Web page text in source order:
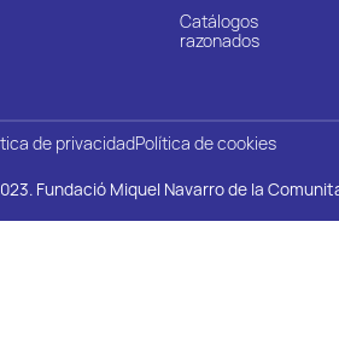
Catálogos
razonados
de privacidadPolítica de cookies
Fundació Miquel Navarro de la